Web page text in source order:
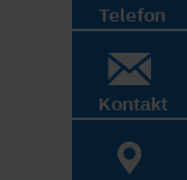
Telefon
Kontakt